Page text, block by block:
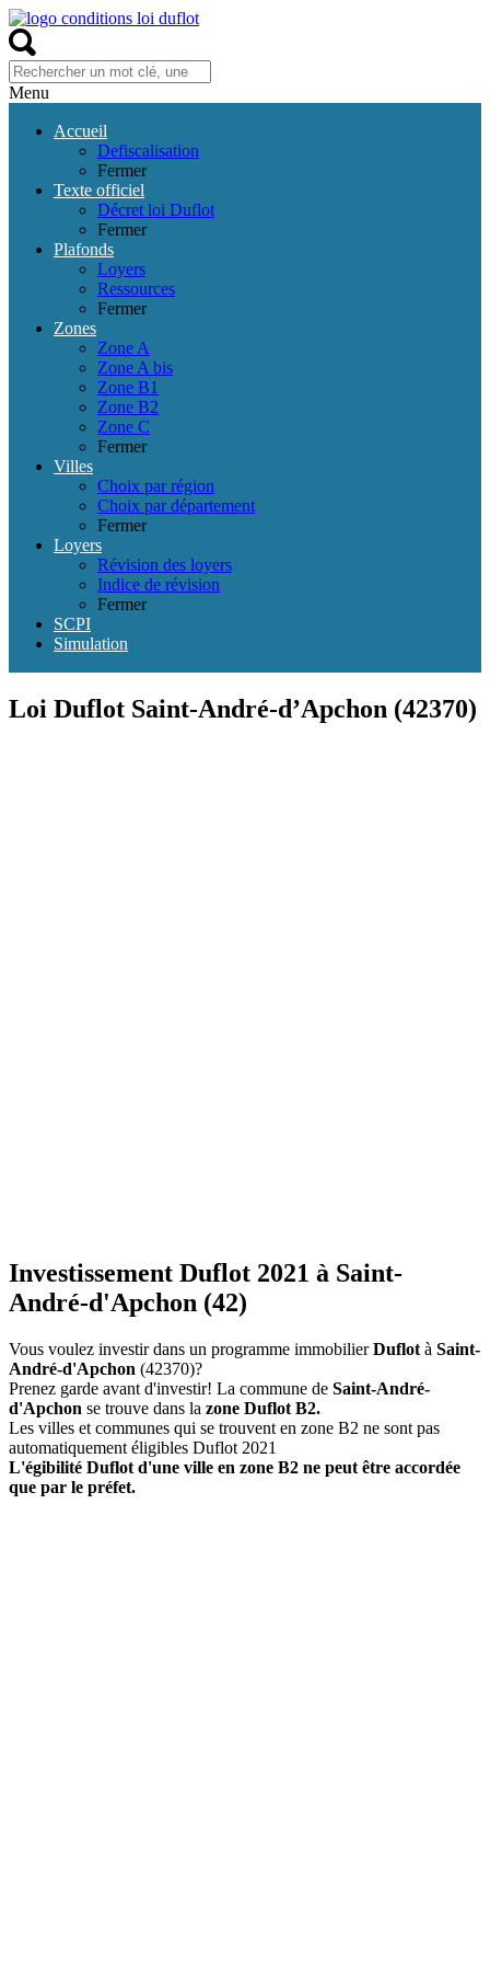
Menu
Accueil
Defiscalisation
Fermer
Texte officiel
Décret loi Duflot
Fermer
Plafonds
Loyers
Ressources
Fermer
Zones
Zone A
Zone A bis
Zone B1
Zone B2
Zone C
Fermer
Villes
Choix par région
Choix par département
Fermer
Loyers
Révision des loyers
Indice de révision
Fermer
SCPI
Simulation
Loi Duflot Saint-André-d’Apchon (42370)
Investissement Duflot 2021 à Saint-
André-d'Apchon (42)
Vous voulez investir dans un programme immobilierDuflot à Saint-
André-d'Apchon (42370)?
Prenez garde avant d'investir! La commune de Saint-André-
d'Apchon se trouve dans la zone Duflot B2.
Les villes et communes qui se trouvent en zone B2 ne sont pas
automatiquement éligibles Duflot 2021
L'égibilité Duflot d'une ville en zone B2 ne peut être accordée
que par le préfet.